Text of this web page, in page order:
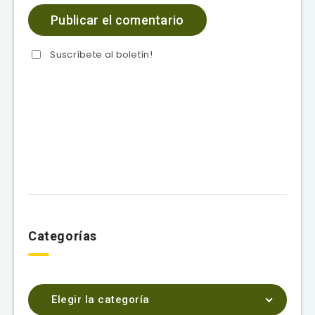
Suscríbete al boletín!
Categorías
Elegir la categoría